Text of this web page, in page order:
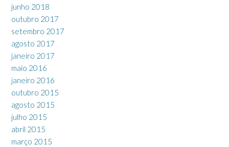
junho 2018
outubro 2017
setembro 2017
agosto 2017
janeiro 2017
maio 2016
janeiro 2016
outubro 2015
agosto 2015
julho 2015
abril 2015
março 2015